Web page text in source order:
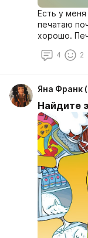
Есть у
печатаю
хорошо.
проверил
4 2
Яна Франк
Найдите